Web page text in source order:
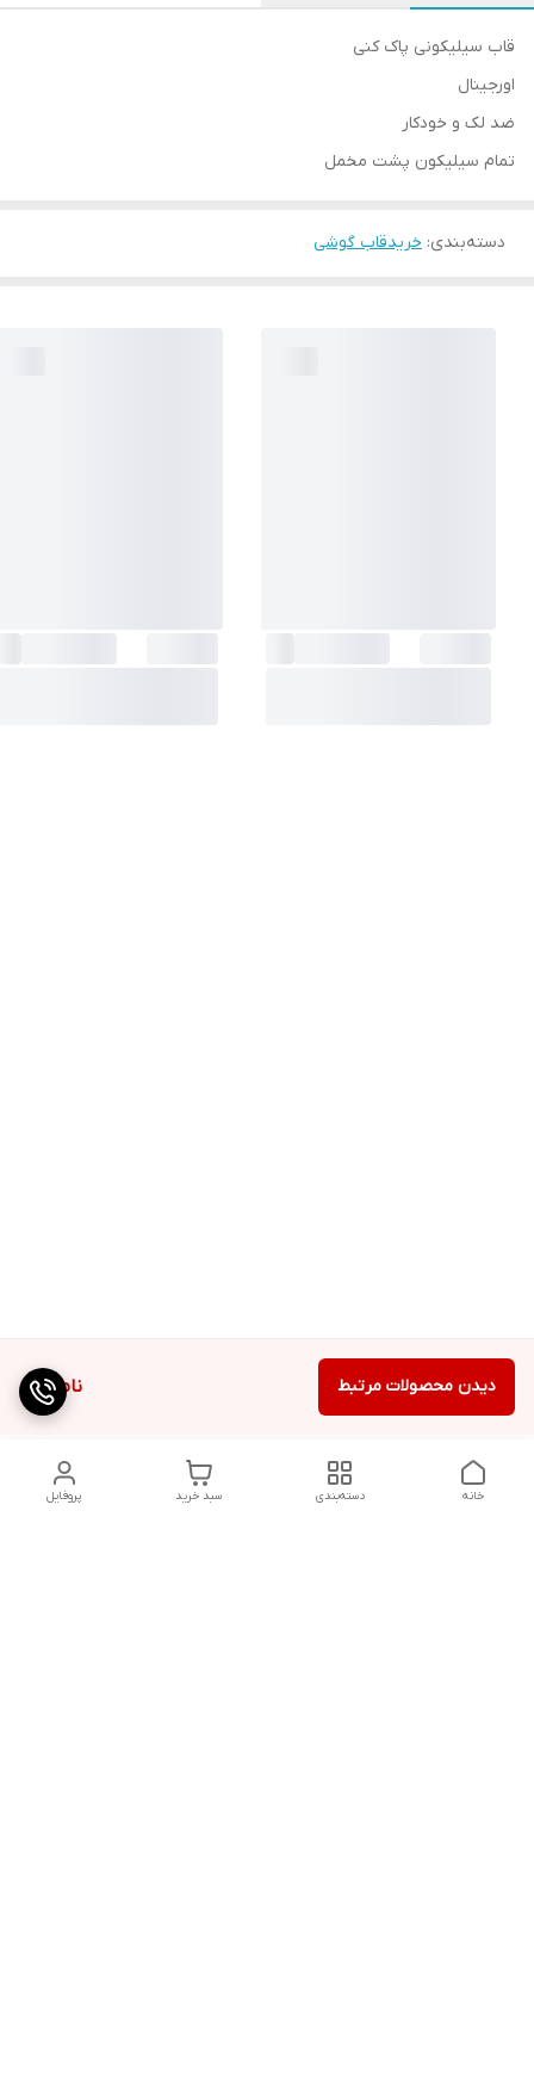
ناموجود دیدن محصولات مرتبط
قاب سیلیکونی پاک کنی
اورجینال
ضد لک و خودکار
تمام سیلیکون پشت مخمل
دسته‌بندی: خریدقاب گوشی
پروفایل سبد خرید دسته‌بندی خانه